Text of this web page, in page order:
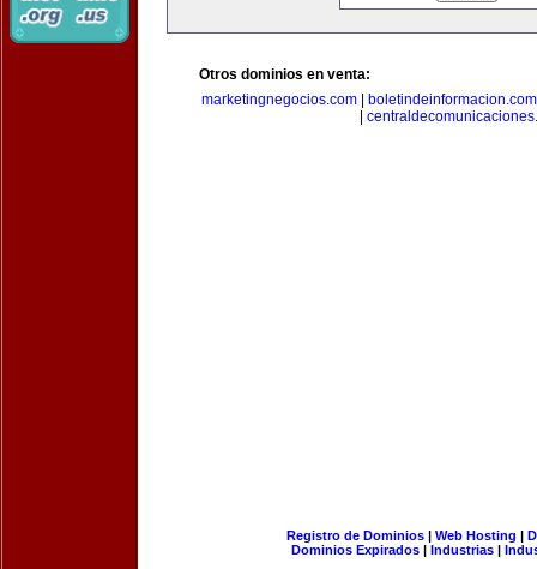
Otros dominios en venta:
marketingnegocios.com
boletindeinformacion.com
Registro de Dominios| Web Hosting |
Dominios Expirados | Industrias |